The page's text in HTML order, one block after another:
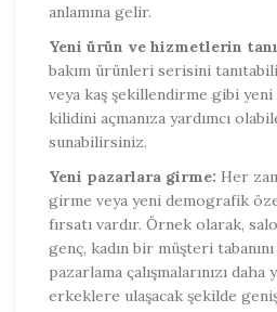
anlamına gelir.
Yeni ürün ve hizmetlerin
bakım ürünleri serisini
veya kaş şekillendirme gibi yeni
kilidini açmanıza yardımcı
sunabilirsiniz.
Yeni pazarlara girme: Her
girme veya yeni demografik
fırsatı vardır. Örnek olarak,
genç, kadın bir müşteri
pazarlama çalışmalarınızı daha
erkeklere ulaşacak şekilde